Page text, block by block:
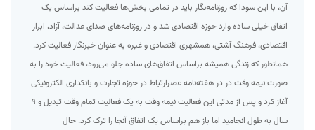
آن، با این سودا که روزنامه‌نگار باید در تمامی بخش‌ها فعالیت کند براساس یک
اتفاق خیلی ساده وارد حوزه اقتصادی شد و در روزنامه‌های صدای عدالت، آزاد، ابرار
اقتصادی، فرهنگ آشتی، همشهری اقتصادی و غیره به عنوان خبرنگار فعالیت کرد.
همانطور که زندگی همیشه براساس اتفاق‌های ساده جلو می‌رود، فعالیت خود را به
صورت نیمه وقت در در هفته‌نامه عصرارتباط در حوزه تجارت و بانکداری الکترونیکی
آغاز کرد و پس از مدتی این فعالیت نیمه وقت به یک فعالیت تمام وقت تبدیل و ۹
سال به طول انجامید اما باز هم براساس یک اتفاق آنجا را ترک کرد. حال